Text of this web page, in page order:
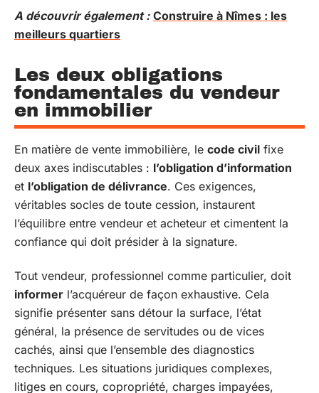
A découvrir également : Construire à Nîmes : les
meilleurs quartiers
Les deux obligations
fondamentales du vendeur
en immobilier
En matière de vente immobilière, le code civil fixe
deux axes indiscutables : l’obligation d’information
et l’obligation de délivrance. Ces exigences,
véritables socles de toute cession, instaurent
l’équilibre entre vendeur et acheteur et cimentent la
confiance qui doit présider à la signature.
Tout vendeur, professionnel comme particulier, doit
informer l’acquéreur de façon exhaustive. Cela
signifie présenter sans détour la surface, l’état
général, la présence de servitudes ou de vices
cachés, ainsi que l’ensemble des diagnostics
techniques. Les situations juridiques complexes,
litiges en cours, copropriété, charges impayées,